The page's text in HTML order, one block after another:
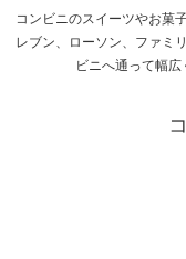
コンビニのスイーツやお菓
レブン、ローソン、ファミ
ビニへ通って幅広